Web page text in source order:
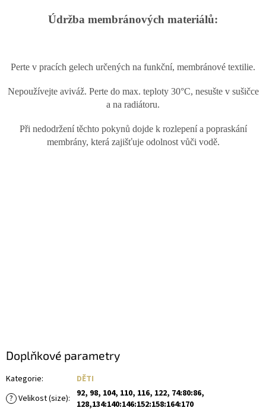
Údržba membránových materiálů:
Perte v pracích gelech určených na funkční, membránové textilie.
Nepoužívejte aviváž. Perte do max. teploty 30°C, nesušte v sušičce
a na radiátoru.
Při nedodržení těchto pokynů dojde k rozlepení a popraskání
membrány, která zajišťuje odolnost vůči vodě.
Doplňkové parametry
Kategorie:
DĚTI
? Velikost (size):
92, 98, 104, 110, 116, 122, 74:80:86,
128,134:140:146:152:158:164:170